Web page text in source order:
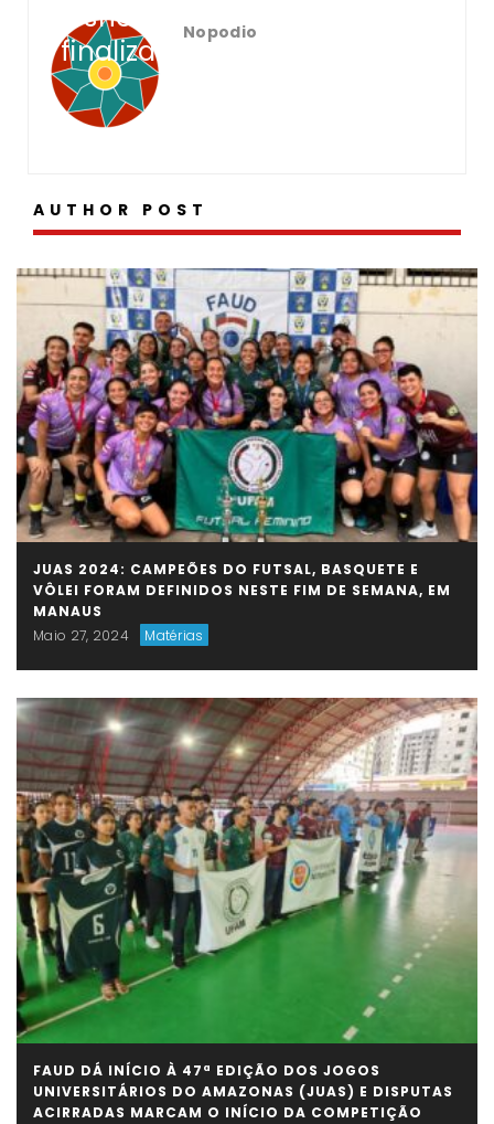
show de
finalizações
Nopodio
AUTHOR POST
JUAS 2024: CAMPEÕES DO FUTSAL, BASQUETE E
VÔLEI FORAM DEFINIDOS NESTE FIM DE SEMANA, EM
MANAUS
Maio 27, 2024
Matérias
FAUD DÁ INÍCIO À 47ª EDIÇÃO DOS JOGOS
UNIVERSITÁRIOS DO AMAZONAS (JUAS) E DISPUTAS
ACIRRADAS MARCAM O INÍCIO DA COMPETIÇÃO